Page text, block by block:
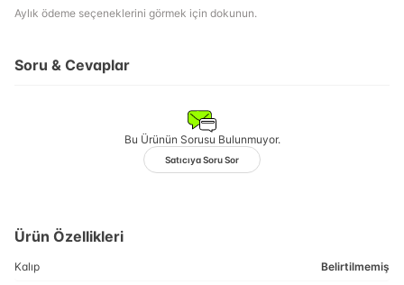
Aylık ödeme seçeneklerini görmek için dokunun.
Soru & Cevaplar
Bu Ürünün Sorusu Bulunmuyor.
Satıcıya Soru Sor
Ürün Özellikleri
Kalıp Belirtilmemiş